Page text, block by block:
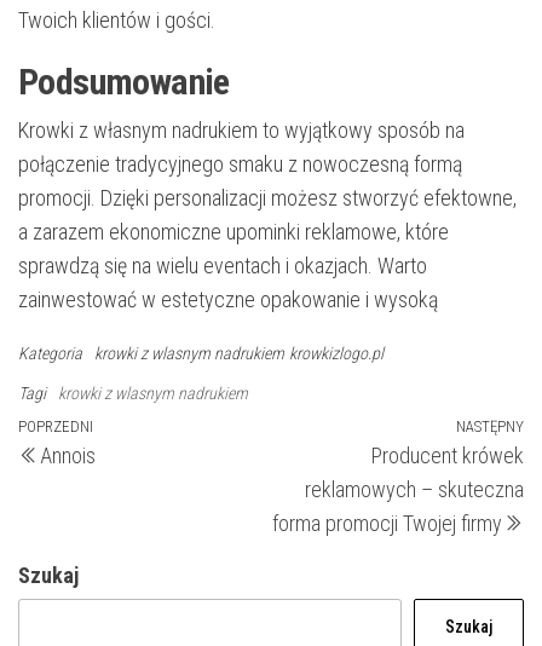
Twoich klientów i gości.
Podsumowanie
Krowki z własnym nadrukiem to wyjątkowy sposób na
połączenie tradycyjnego smaku z nowoczesną formą
promocji. Dzięki personalizacji możesz stworzyć efektowne,
a zarazem ekonomiczne upominki reklamowe, które
sprawdzą się na wielu eventach i okazjach. Warto
zainwestować w estetyczne opakowanie i wysoką
Kategoria krowki z wlasnym nadrukiem krowkizlogo.pl
Tagi krowki z wlasnym nadrukiem
Nawigacja
wpisu
Poprzedni
wpis
POPRZEDNI
Annois
NASTĘPNY
Producent krówek
reklamowych – skuteczna
forma promocji Twojej firmy
Szukaj
Szukaj